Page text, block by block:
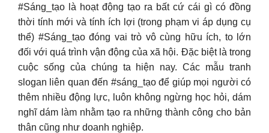
#Sáng_tạo là hoạt động tạo ra bất cứ cái gì có đồng
thời tính mới và tính ích lợi (trong phạm vi áp dụng cụ
thể) #Sáng_tạo đóng vai trò vô cùng hữu ích, to lớn
đối với quá trình vận động của xã hội. Đặc biệt là trong
cuộc sống của chúng ta hiện nay. Các mẫu tranh
slogan liên quan đến #sáng_tạo để giúp mọi người có
thêm nhiều động lực, luôn không ngừng học hỏi, dám
nghĩ dám làm nhằm tạo ra những thành công cho bản
thân cũng như doanh nghiệp.